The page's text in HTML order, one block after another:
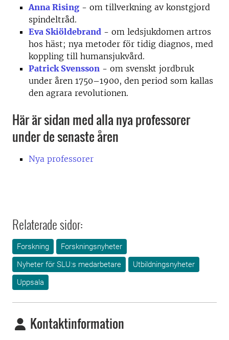
Anna Rising - om tillverkning av konstgjord
spindeltråd.
Eva Skiöldebrand - om ledsjukdomen artros
hos häst; nya metoder för tidig diagnos, med
koppling till humansjukvård.
Patrick Svensson - om svenskt jordbruk
under åren 1750–1900, den period som kallas
den agrara revolutionen.
Här är sidan med alla nya professorer
under de senaste åren
Nya professorer
Relaterade sidor:
Forskning
Forskningsnyheter
Nyheter för SLU:s medarbetare
Utbildningsnyheter
Uppsala
Kontaktinformation